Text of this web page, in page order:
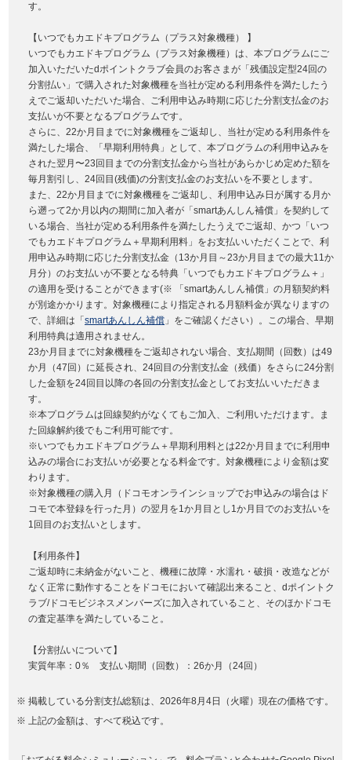
す。
【いつでもカエドキプログラム（プラス対象機種） 】
いつでもカエドキプログラム（プラス対象機種）は、本プログラムにご
加入いただいたdポイントクラブ会員のお客さまが「残価設定型24回の
分割払い」で購入された対象機種を当社が定める利用条件を満たしたう
えでご返却いただいた場合、ご利用申込み時期に応じた分割支払金のお
支払いが不要となるプログラムです。
さらに、22か月目までに対象機種をご返却し、当社が定める利用条件を
満たした場合、「早期利用特典」として、本プログラムの利用申込みを
された翌月〜23回目までの分割支払金から当社があらかじめ定めた額を
毎月割引し、24回目(残価)の分割支払金のお支払いを不要とします。
また、22か月目までに対象機種をご返却し、利用申込み日が属する月か
ら遡って2か月以内の期間に加入者が「smartあんしん補償」を契約して
いる場合、当社が定める利用条件を満たしたうえでご返却、かつ「いつ
でもカエドキプログラム＋早期利用料」をお支払いいただくことで、利
用申込み時期に応じた分割支払金（13か月目～23か月目までの最大11か
月分）のお支払いが不要となる特典「いつでもカエドキプログラム＋」
の適用を受けることができます(※ 「smartあんしん補償」の月額契約料
が別途かかります。対象機種により指定される月額料金が異なりますの
で、詳細は「 smartあんしん補償 」をご確認ください）。この場合、早期
利用特典は適用されません。
23か月目までに対象機種をご返却されない場合、支払期間（回数）は49
か月（47回）に延長され、24回目の分割支払金（残価）をさらに24分割
した金額を24回目以降の各回の分割支払金としてお支払いいただきま
す。
※本プログラムは回線契約がなくてもご加入、ご利用いただけます。ま
た回線解約後でもご利用可能です。
※いつでもカエドキプログラム＋早期利用料とは22か月目までに利用申
込みの場合にお支払いが必要となる料金です。対象機種により金額は変
わります。
※対象機種の購入月（ドコモオンラインショップでお申込みの場合はド
コモで本登録を行った月）の翌月を1か月目とし1か月目でのお支払いを
1回目のお支払いとします。
【利用条件】
ご返却時に未納金がないこと、機種に故障・水濡れ・破損・改造などが
なく正常に動作することをドコモにおいて確認出来ること、dポイントク
ラブ/ドコモビジネスメンバーズに加入されていること、そのほかドコモ
の査定基準を満たしていること。
【分割払いについて】
実質年率：0％ 支払い期間（回数）：26か月（24回）
掲載している分割支払総額は、2026年8月4日（火曜）現在の価格です。
上記の金額は、すべて税込です。